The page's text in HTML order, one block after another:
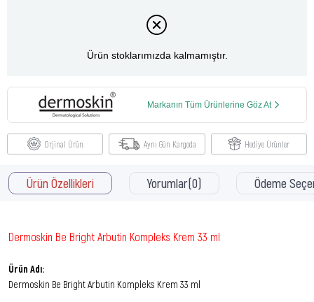
Ürün stoklarımızda kalmamıştır.
Markanın Tüm Ürünlerine Göz At
Orjinal Ürün Aynı Gün Kargoda Hediye Ürünler
Ürün Özellikleri Yorumlar(0) Ödeme
Dermoskin Be Bright Arbutin Kompleks Krem 33 ml
Ürün Adı:
Dermoskin Be Bright Arbutin Kompleks Krem 33 ml